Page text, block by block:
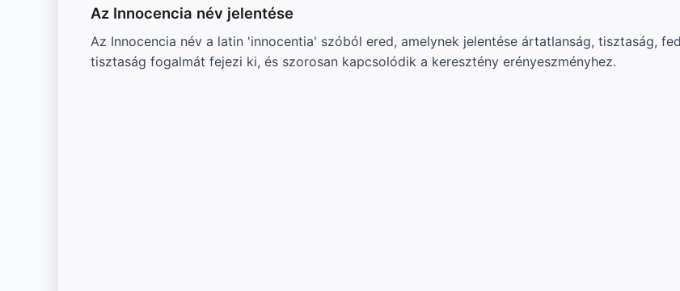
Az Innocencia név jelentése
Az Innocencia név a latin 'innocentia' szóból ered, amelynek jelentése ártatlanság, tisztaság,
tisztaság fogalmát fejezi ki, és szorosan kapcsolódik a keresztény erényeszményhez.